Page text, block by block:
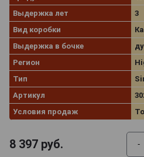
Выдержка лет
3
Вид коробки
Выдержка в бочке
Регион
Тип
Артикул
Условия продаж
8 397 руб. -